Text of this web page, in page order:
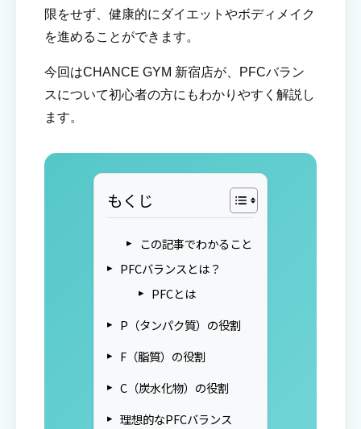
限をせず、健康的にダイエットやボディメイク
を進めることができます。
今回はCHANCE GYM 新宿店が、PFCバラン
スについて初心者の方にもわかりやすく解説し
ます。
もくじ
この記事でわかること
PFCバランスとは？
PFCとは
P（タンパク質）の役割
F（脂質）の役割
C（炭水化物）の役割
理想的なPFCバランス